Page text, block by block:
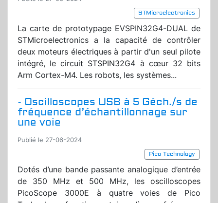
STMicroelectronics
La carte de prototypage EVSPIN32G4-DUAL de
STMicroelectronics a la capacité de contrôler
deux moteurs électriques à partir d'un seul pilote
intégré, le circuit STSPIN32G4 à cœur 32 bits
Arm Cortex-M4. Les robots, les systèmes...
- Oscilloscopes USB à 5 Géch./s de
fréquence d’échantillonnage sur
une voie
Publié le 27-06-2024
Pico Technology
Dotés d’une bande passante analogique d’entrée
de 350 MHz et 500 MHz, les oscilloscopes
PicoScope 3000E à quatre voies de Pico